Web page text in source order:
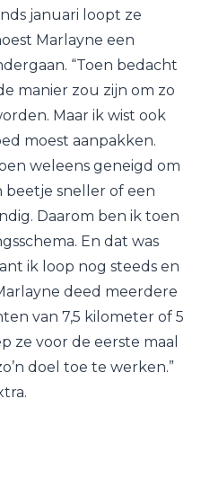
januari loopt ze
Marlayne een
“Toen bedacht
manier zou zijn om zo
Maar ik wist ook
moest aanpakken.
weleens geneigd om
beetje sneller of een
Daarom ben ik toen
En dat was
ik loop nog steeds en
deed meerdere
van 7,5 kilometer of 5
ze voor de eerste maal
doel toe te werken.”